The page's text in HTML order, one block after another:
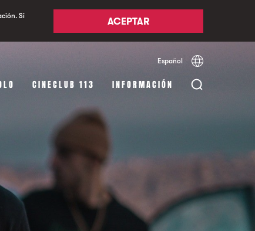
Si
ACEPTAR
Español Català
CINECLUB 113 INFORMACIÓN